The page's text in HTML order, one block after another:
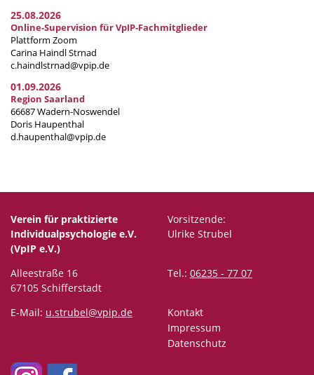
25.08.2026
Online-Supervision für VpIP-Fachmitglieder
Plattform Zoom
Carina Haindl Strnad
c.haindlstrnad@vpip.de
01.09.2026
Region Saarland
66687 Wadern-Noswendel
Doris Haupenthal
d.haupenthal@vpip.de
Verein für praktizierte
Individualpsychologie e.V.
(VpIP e.V.)
Vorsitzende:
Ulrike Strubel
Alleestraße 16
67105 Schifferstadt
Tel.: 06235 - 77 07
E-Mail: u.strubel@vpip.de
Kontakt
Impressum
Datenschutz